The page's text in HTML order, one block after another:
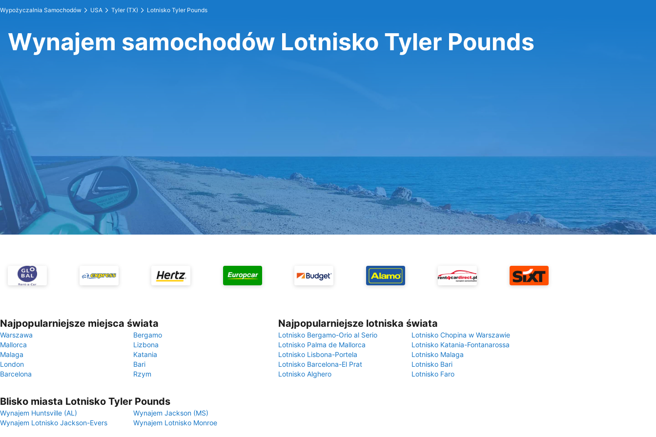
Wypożyczalnia Samochodów USA Tyler (TX) Lotnisko Tyler Pounds
Wynajem samochodów Lotnisko Tyler Pounds
Najpopularniejsze miejsca świata
Warszawa
Bergamo
Mallorca
Lizbona
Malaga
Katania
London
Bari
Barcelona
Rzym
Najpopularniejsze lotniska świata
Lotnisko Bergamo-Orio al Serio
Lotnisko Chopina w Warszawie
Lotnisko Palma de Mallorca
Lotnisko Katania-Fontanarossa
Lotnisko Lisbona-Portela
Lotnisko Malaga
Lotnisko Barcelona-El Prat
Lotnisko Bari
Lotnisko Alghero
Lotnisko Faro
Blisko miasta Lotnisko Tyler Pounds
Wynajem Huntsville (AL)
Wynajem Jackson (MS)
Wynajem Lotnisko Jackson-Evers
Wynajem Lotnisko Monroe